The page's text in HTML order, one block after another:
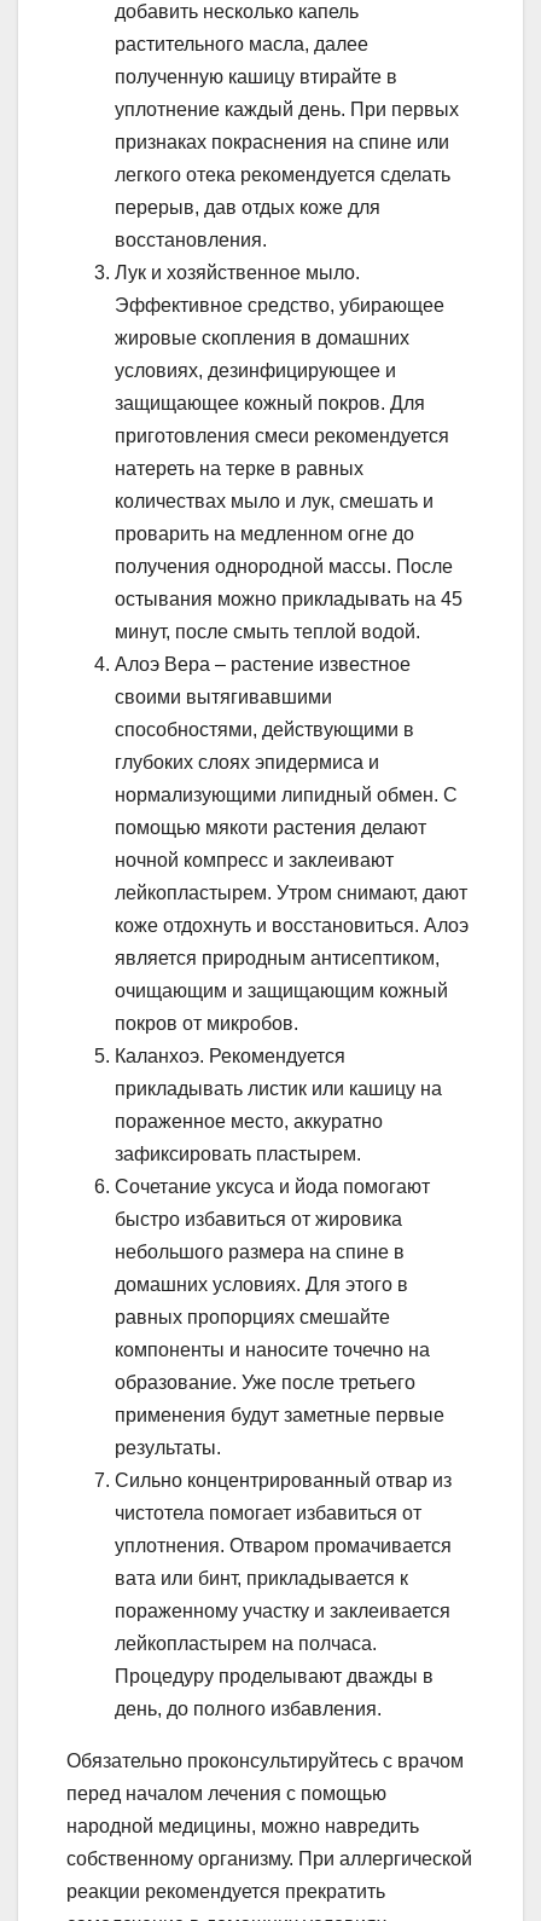
добавить несколько капель
растительного масла, далее
полученную кашицу втирайте в
уплотнение каждый день. При первых
признаках покраснения на спине или
легкого отека рекомендуется сделать
перерыв, дав отдых коже для
восстановления.
Лук и хозяйственное мыло.
Эффективное средство, убирающее
жировые скопления в домашних
условиях, дезинфицирующее и
защищающее кожный покров. Для
приготовления смеси рекомендуется
натереть на терке в равных
количествах мыло и лук, смешать и
проварить на медленном огне до
получения однородной массы. После
остывания можно прикладывать на 45
минут, после смыть теплой водой.
Алоэ Вера – растение известное
своими вытягивавшими
способностями, действующими в
глубоких слоях эпидермиса и
нормализующими липидный обмен. С
помощью мякоти растения делают
ночной компресс и заклеивают
лейкопластырем. Утром снимают, дают
коже отдохнуть и восстановиться. Алоэ
является природным антисептиком,
очищающим и защищающим кожный
покров от микробов.
Каланхоэ. Рекомендуется
прикладывать листик или кашицу на
пораженное место, аккуратно
зафиксировать пластырем.
Сочетание уксуса и йода помогают
быстро избавиться от жировика
небольшого размера на спине в
домашних условиях. Для этого в
равных пропорциях смешайте
компоненты и наносите точечно на
образование. Уже после третьего
применения будут заметные первые
результаты.
Сильно концентрированный отвар из
чистотела помогает избавиться от
уплотнения. Отваром промачивается
вата или бинт, прикладывается к
пораженному участку и заклеивается
лейкопластырем на полчаса.
Процедуру проделывают дважды в
день, до полного избавления.
Обязательно проконсультируйтесь с врачом
перед началом лечения с помощью
народной медицины, можно навредить
собственному организму. При аллергической
реакции рекомендуется прекратить